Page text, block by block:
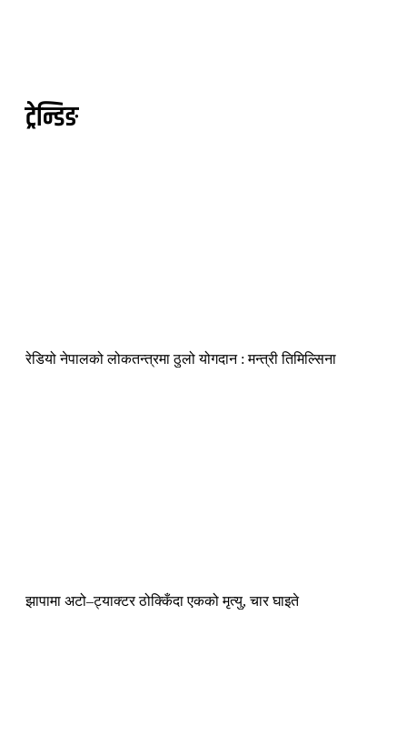
ट्रेन्डिङ
रेडियो नेपालको लोकतन्त्रमा ठुलो योगदान : मन्त्री तिमिल्सिना
झापामा अटो–ट्याक्टर ठोक्किँदा एकको मृत्यु, चार घाइते